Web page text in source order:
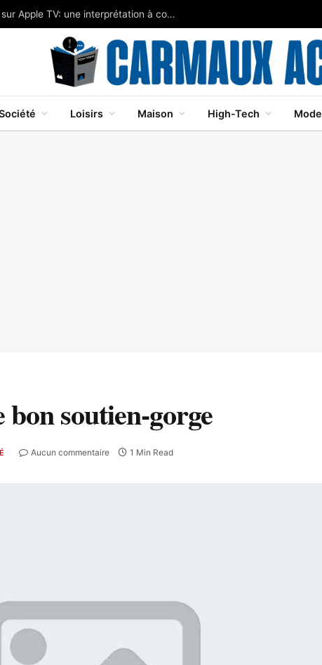
Javier Bardem brille dans Cape Fear sur Apple TV: une interprétation à couper le souffle
Loisirs Maison High-Tech Mode
soutien-gorge
Aucun commentaire 1 Min Read